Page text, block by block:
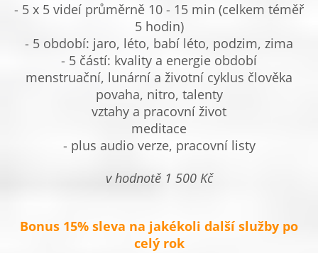
- 5 x 5 videí průměrně 10 - 15 min (celkem téměř
5 hodin)
- 5 období: jaro, léto, babí léto, podzim, zima
- 5 částí: kvality a energie období
menstruační, lunární a životní cyklus člověka
povaha, nitro, talenty
vztahy a pracovní život
meditace
- plus audio verze, pracovní listy
v hodnotě 1 500 Kč
Bonus 15% sleva na jakékoli další služby po
celý rok